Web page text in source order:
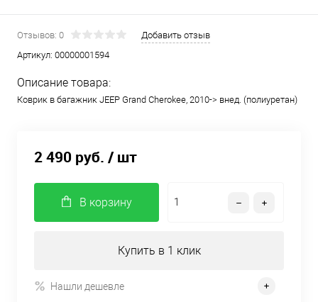
Отзывов: 0
Добавить отзыв
Артикул: 00000001594
Описание товара:
Коврик в багажник JEEP Grand Cherokee, 2010-> внед. (полиуретан)
2 490 руб. / шт
В корзину
Купить в 1 клик
Нашли дешевле